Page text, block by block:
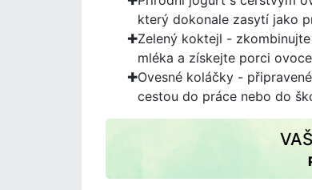
který dokonale zasytí jako
Zelený koktejl -
mléka a získejte porci
Ovesné koláčky -
cestou do práce nebo do